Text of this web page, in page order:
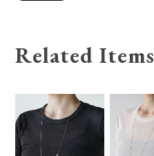
Related Items